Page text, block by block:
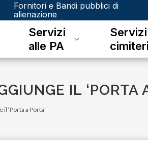
Fornitori e Bandi pubblici di
alienazione
Servizi
alle PA
Servizi
IL ‘PORTA
‘Porta a Porta’